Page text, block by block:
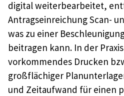
digital weiterbearbeitet,
Antragseinreichung Scan-
was zu einer
beitragen kann. In der
vorkommendes Drucken
großflächiger
und Zeitaufwand für einen